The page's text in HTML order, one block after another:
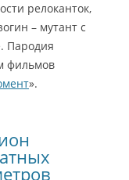
релоканток,
– мутант с
Пародия
фильмов
».